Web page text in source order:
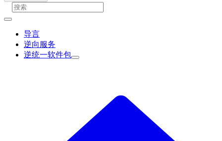
导言
逆向服务
逆统一软件包